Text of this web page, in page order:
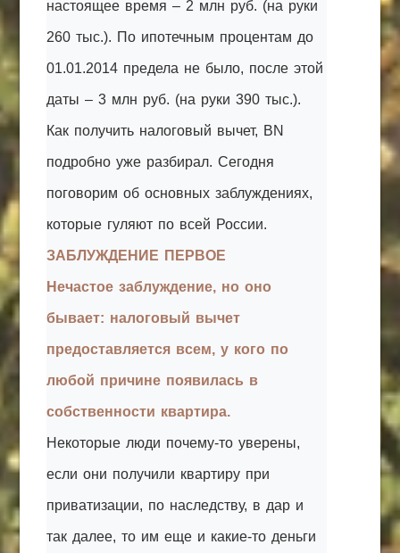
настоящее время – 2 млн руб. (на руки
260 тыс.). По ипотечным процентам до
01.01.2014 предела не было, после этой
даты – 3 млн руб. (на руки 390 тыс.).
Как получить налоговый вычет, BN
подробно уже разбирал. Сегодня
поговорим об основных заблуждениях,
которые гуляют по всей России.
ЗАБЛУЖДЕНИЕ ПЕРВОЕ
Нечастое заблуждение, но оно
бывает: налоговый вычет
предоставляется всем, у кого по
любой причине появилась в
собственности квартира.
Некоторые люди почему-то уверены,
если они получили квартиру при
приватизации, по наследству, в дар и
так далее, то им еще и какие-то деньги